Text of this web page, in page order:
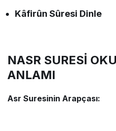
Kâfirûn Sûresi Dinle
NASR SURESİ
ANLAMI
AsrSuresinin Arapçası: